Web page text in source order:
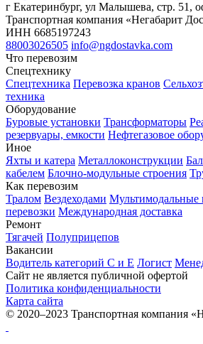
г Екатеринбург, ул Малышева, стр. 51,
Транспортная компания «Негабарит
ИНН 6685197243
88003026505 info@ngdostavka.com
Что перевозим
Спецтехнику
Спецтехника Перевозка кранов
техника
Оборудование
Буровые установки Трансформаторы
резервуары, емкости Нефтегазовое
Иное
Яхты и катера Металлоконструкции
кабелем Блочно-модульные строения
Как перевозим
Тралом Вездеходами Мультимодальные
перевозки Международная доставка
Ремонт
Тягачей Полуприцепов
Вакансии
Водитель категорий С и Е Логист
Сайт не является публичной офертой
Политика конфиденциальности
Карта сайта
© 2020–2023 Транспортная компания